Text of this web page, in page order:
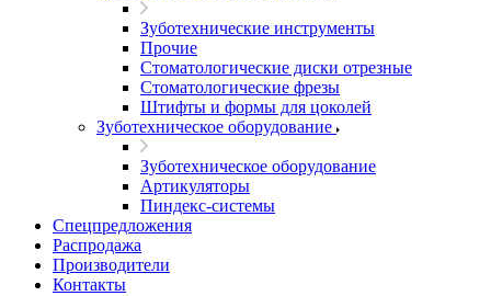
Зуботехнические инструменты
Прочие
Стоматологические диски отрезные
Стоматологические фрезы
Штифты и формы для цоколей
Зуботехническое оборудование
Зуботехническое оборудование
Артикуляторы
Пиндекс-системы
Спецпредложения
Распродажа
Производители
Контакты